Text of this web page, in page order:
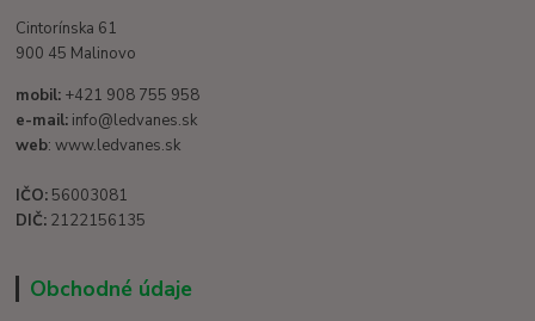
Cintorínska 61
900 45 Malinovo
mobil: +421 908 755 958
e-mail: info@ledvanes.sk
web: www.ledvanes.sk
IČO: 56003081
DIČ: 2122156135
Obchodné údaje